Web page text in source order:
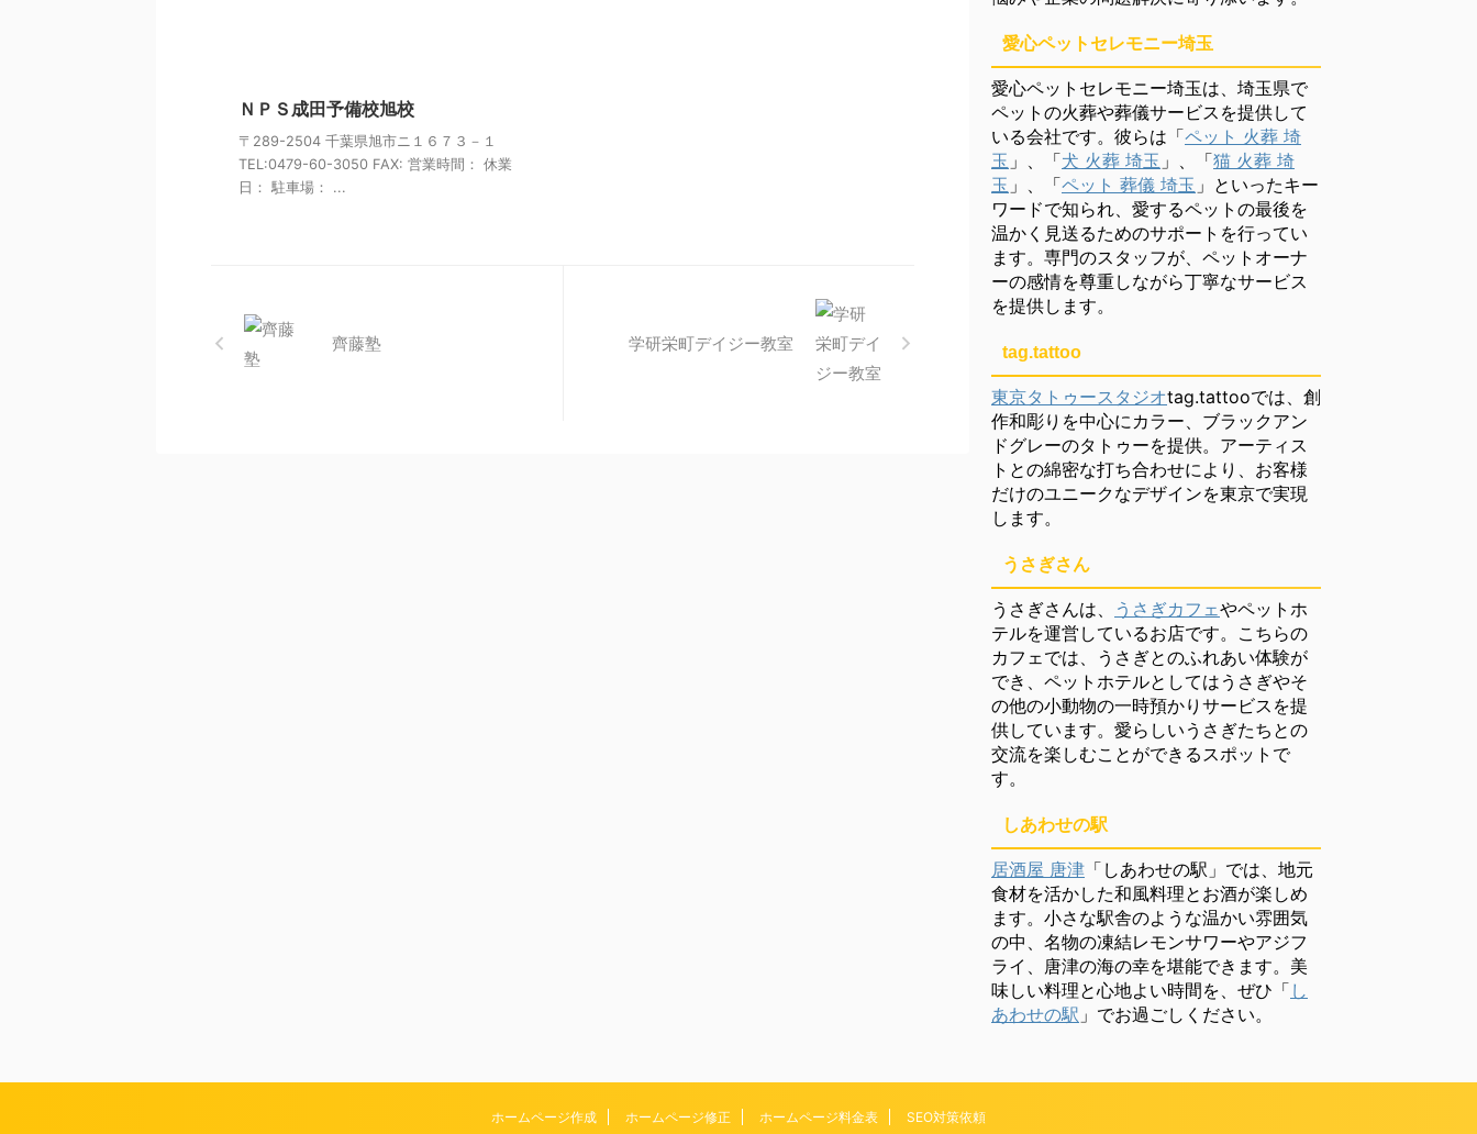
ＮＰＳ成田予備校旭校
〒289-2504 千葉県旭市ニ１６７３－１
TEL:0479-60-3050 FAX: 営業時間： 休業
日： 駐車場： ...
齊藤塾 学研栄町デイジー教室
愛心ペットセレモニー埼玉
愛心ペットセレモニー埼玉は、埼玉県で
ペットの火葬や葬儀サービスを提供して
いる会社です。彼らは「ペット 火葬 埼
玉 」、「犬 火葬 埼玉 」、「猫 火葬 埼
玉 」、「ペット 葬儀 埼玉 」といったキー
ワードで知られ、愛するペットの最後を
温かく見送るためのサポートを行ってい
ます。専門のスタッフが、ペットオーナ
ーの感情を尊重しながら丁寧なサービス
を提供します。
tag.tattoo
東京タトゥースタジオtag.tattooでは、創
作和彫りを中心にカラー、ブラックアン
ドグレーのタトゥーを提供。アーティス
トとの綿密な打ち合わせにより、お客様
だけのユニークなデザインを東京で実現
します。
うさぎさん
うさぎさんは、 うさぎカフェやペットホ
テルを運営しているお店です。こちらの
カフェでは、うさぎとのふれあい体験が
でき、ペットホテルとしてはうさぎやそ
の他の小動物の一時預かりサービスを提
供しています。愛らしいうさぎたちとの
交流を楽しむことができるスポットで
す。
しあわせの駅
居酒屋 唐津 「しあわせの駅」では、地元
食材を活かした和風料理とお酒が楽しめ
ます。小さな駅舎のような温かい雰囲気
の中、名物の凍結レモンサワーやアジフ
ライ、唐津の海の幸を堪能できます。美
味しい料理と心地よい時間を、ぜひ「 し
あわせの駅 」でお過ごしください。
ホームページ作成 ホームページ修正 ホームページ料金表 SEO対策依頼